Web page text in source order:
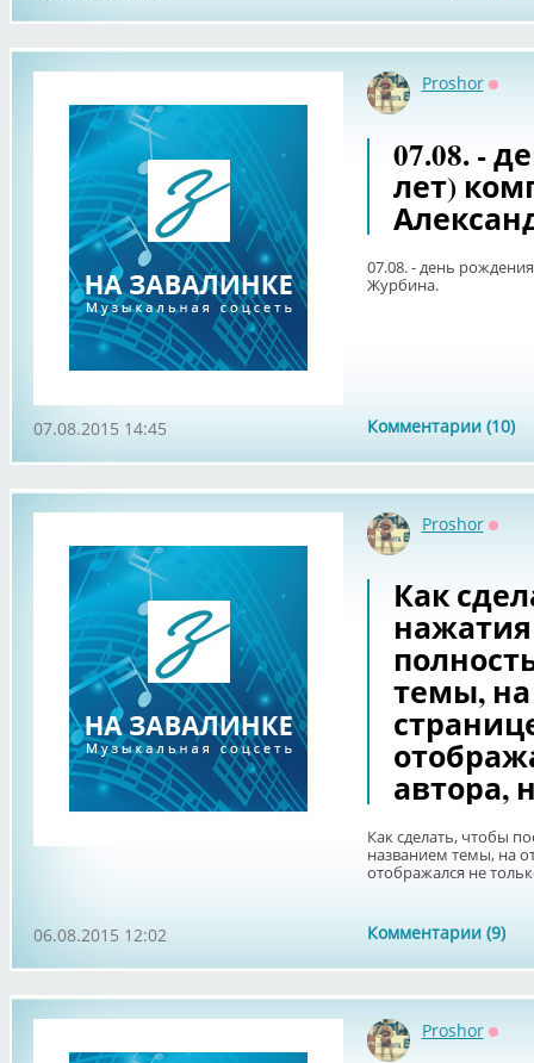
Proshor
07.08. -
лет)
07.08. - день
Журбина.
Комментарии (10)
07.08.2015 14:45
Proshor
Как
темы,
автора,
Как сделать, чтобы
названием темы, на
отображался не
Комментарии (9)
06.08.2015 12:02
Proshor